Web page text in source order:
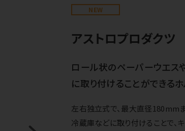
NEW
アストロプロダク
ロール状のペーパーウエス
に取り付けることができるホ
左右独立式で、最大直径180mm
冷蔵庫などに取り付けることで、